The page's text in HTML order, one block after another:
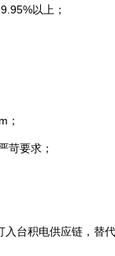
以上；
；
苛要求；
台积电供应链，替